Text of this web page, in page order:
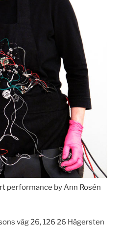
performance by Ann Rosén
väg 26, 126 26 Hägersten